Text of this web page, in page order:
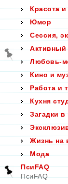
Красота
Юмор
Сессия,
Активный
Любовь-
Кино и
Работа и
Кухня
Загадки в
Жизнь на
Мода
ПсиFAQ
ПсиFAQ